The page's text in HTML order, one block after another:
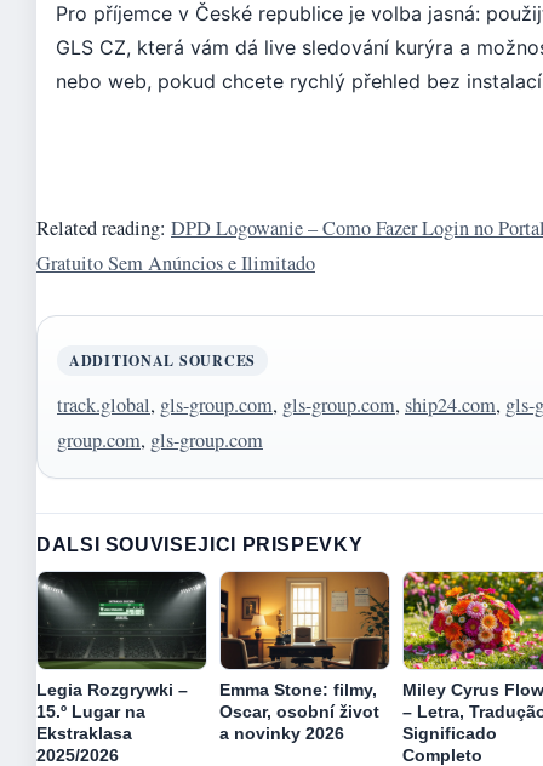
Pro příjemce v České republice je volba jasná:
GLS CZ, která vám dá live sledování kurýra a
nebo web, pokud chcete rychlý přehled bez
Related reading: DPD Logowanie – Como Fazer Login no
Gratuito Sem Anúncios e Ilimitado
ADDITIONAL SOURCES
track.global, gls-group.com, gls-group.com, ship24.com, gls-
group.com, gls-group.com
DALSI SOUVISEJICI PRISPEVKY
Legia Rozgrywki –
15.º Lugar na
Ekstraklasa
2025/2026
Emma Stone: filmy,
Oscar, osobní život
a novinky 2026
Miley Cyrus
– Letra,
Significado
Completo